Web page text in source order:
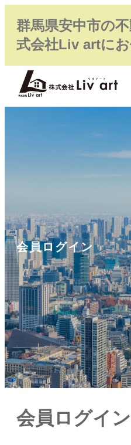
群馬県安中市の
式会社Liv artに
会員ログイン
会員ログイン